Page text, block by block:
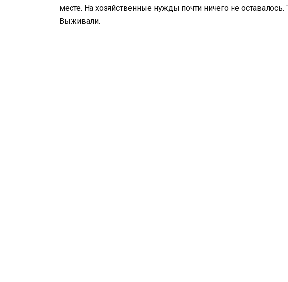
месте. На хозяйственные нужды почти ничего не оставалось.
Выживали.